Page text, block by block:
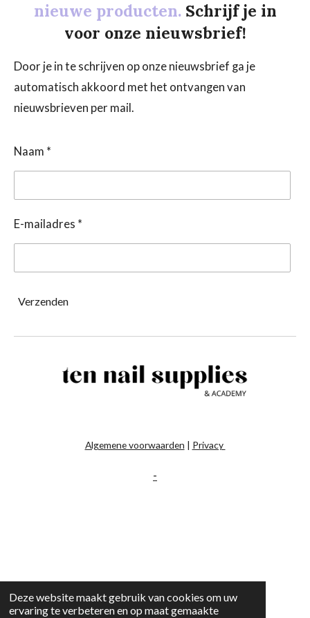
Deze website maakt gebruik van cookies om uw
ervaring te verbeteren en op maat gemaakte
nieuwe producten. Schrijf je in
voor onze nieuwsbrief!
Door je in te schrijven op onze nieuwsbrief ga je
automatisch akkoord met het ontvangen van
nieuwsbrieven per mail.
Naam *
E-mailadres *
Verzenden
Algemene voorwaarden | Privacy
-